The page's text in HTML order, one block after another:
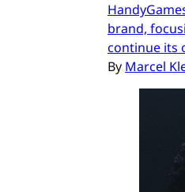
brand,
continue its
By Marcel